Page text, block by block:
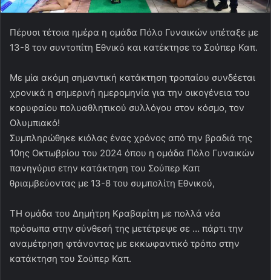
Πέρυσι τέτοια ημέρα η ομάδα Πόλο Γυναικών υπέταξε με
13-8 τον συντοπίτη Εθνικό και κατέκτησε το Σούπερ Καπ.
Με μία ακόμη σημαντική κατάκτηση τροπαίου συνδέεται
χρονικά η σημερινή ημερομηνία για την οικογένεια του
κορυφαίου πολυαθλητικού συλλόγου στον κόσμο, τον
Ολυμπιακό!
Συμπληρώθηκε κιόλας ένας χρόνος από την βραδιά της
10ης Οκτωβρίου του 2024 όπου η ομάδα Πόλο Γυναικών
πανηγύρισ ετην κατάκτηση του Σούπερ Καπ
θριαμβεύοντας με 13-8 του συμπολίτη Εθνικού,
ΤΗ ομάδα του Δημήτρη Κραβαρίτη με πολλά νέα
πρόσωπα στην σύνθεσή της μετέτρεψε σε … πάρτι την
αναμέτρηση φτάνοντας με εκκωφαντικό τρόπο στην
κατάκτηση του Σούπερ Καπ.